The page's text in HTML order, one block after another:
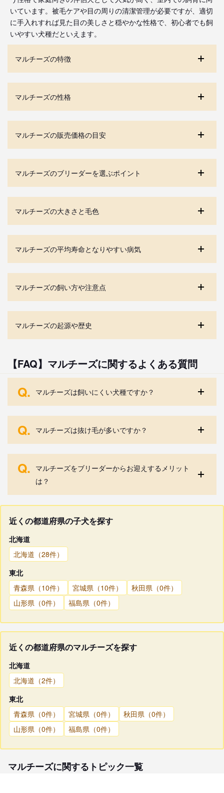
いています。被毛ケアや目の周りの清潔管理が必要ですが、適切
に手入れすれば見た目の美しさと穏やかな性格で、初心者でも飼
いやすい犬種だといえます。
マルチーズの特徴
マルチーズの性格
マルチーズの販売価格の目安
マルチーズのブリーダーを選ぶポイント
マルチーズの大きさと毛色
マルチーズの平均寿命となりやすい病気
マルチーズの飼い方や注意点
マルチーズの起源や歴史
【FAQ】マルチーズに関するよくある質問
Q. マルチーズは飼いにくい犬種ですか？
Q. マルチーズは抜け毛が多いですか？
Q. マルチーズをブリーダーからお迎えするメリット
は？
近くの都道府県の子犬を探す
北海道
北海道（28件）
東北
青森県（10件）
宮城県（10件）
秋田県（0件）
山形県（0件）
福島県（0件）
近くの都道府県のマルチーズを探す
北海道
北海道（2件）
東北
青森県（0件）
宮城県（0件）
秋田県（0件）
山形県（0件）
福島県（0件）
マルチーズに関するトピック一覧